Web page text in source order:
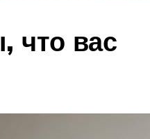
что вас